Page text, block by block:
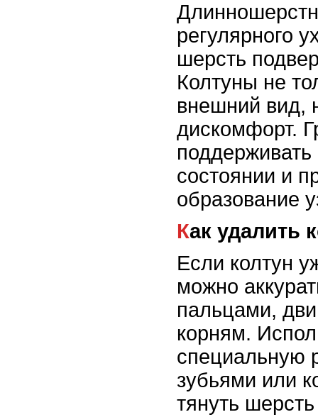
регулярного
шерсть
Колтуны не
внешний вид,
дискомфорт.
состоянии и
образование
Как удалить
Если колтун
можно
пальцами,
корням.
специальную
зубьями или
тянуть